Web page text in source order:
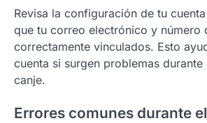
Revisa la configuración de tu
que tu correo electrónico y número
correctamente vinculados. Esto
cuenta si surgen problemas
canje.
Errores comunes durante